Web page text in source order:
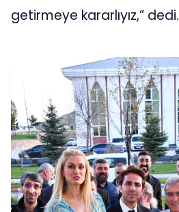
getirmeye kararlıyız,” dedi.